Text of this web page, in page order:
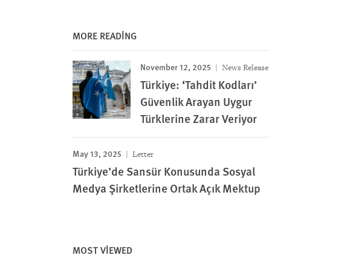
MORE READING
November 12, 2025 News Release
Türkiye: ‘Tahdit Kodları’
Güvenlik Arayan Uygur
Türklerine Zarar Veriyor
May 13, 2025 Letter
Türkiye’de Sansür Konusunda Sosyal
Medya Şirketlerine Ortak Açık Mektup
MOST VIEWED